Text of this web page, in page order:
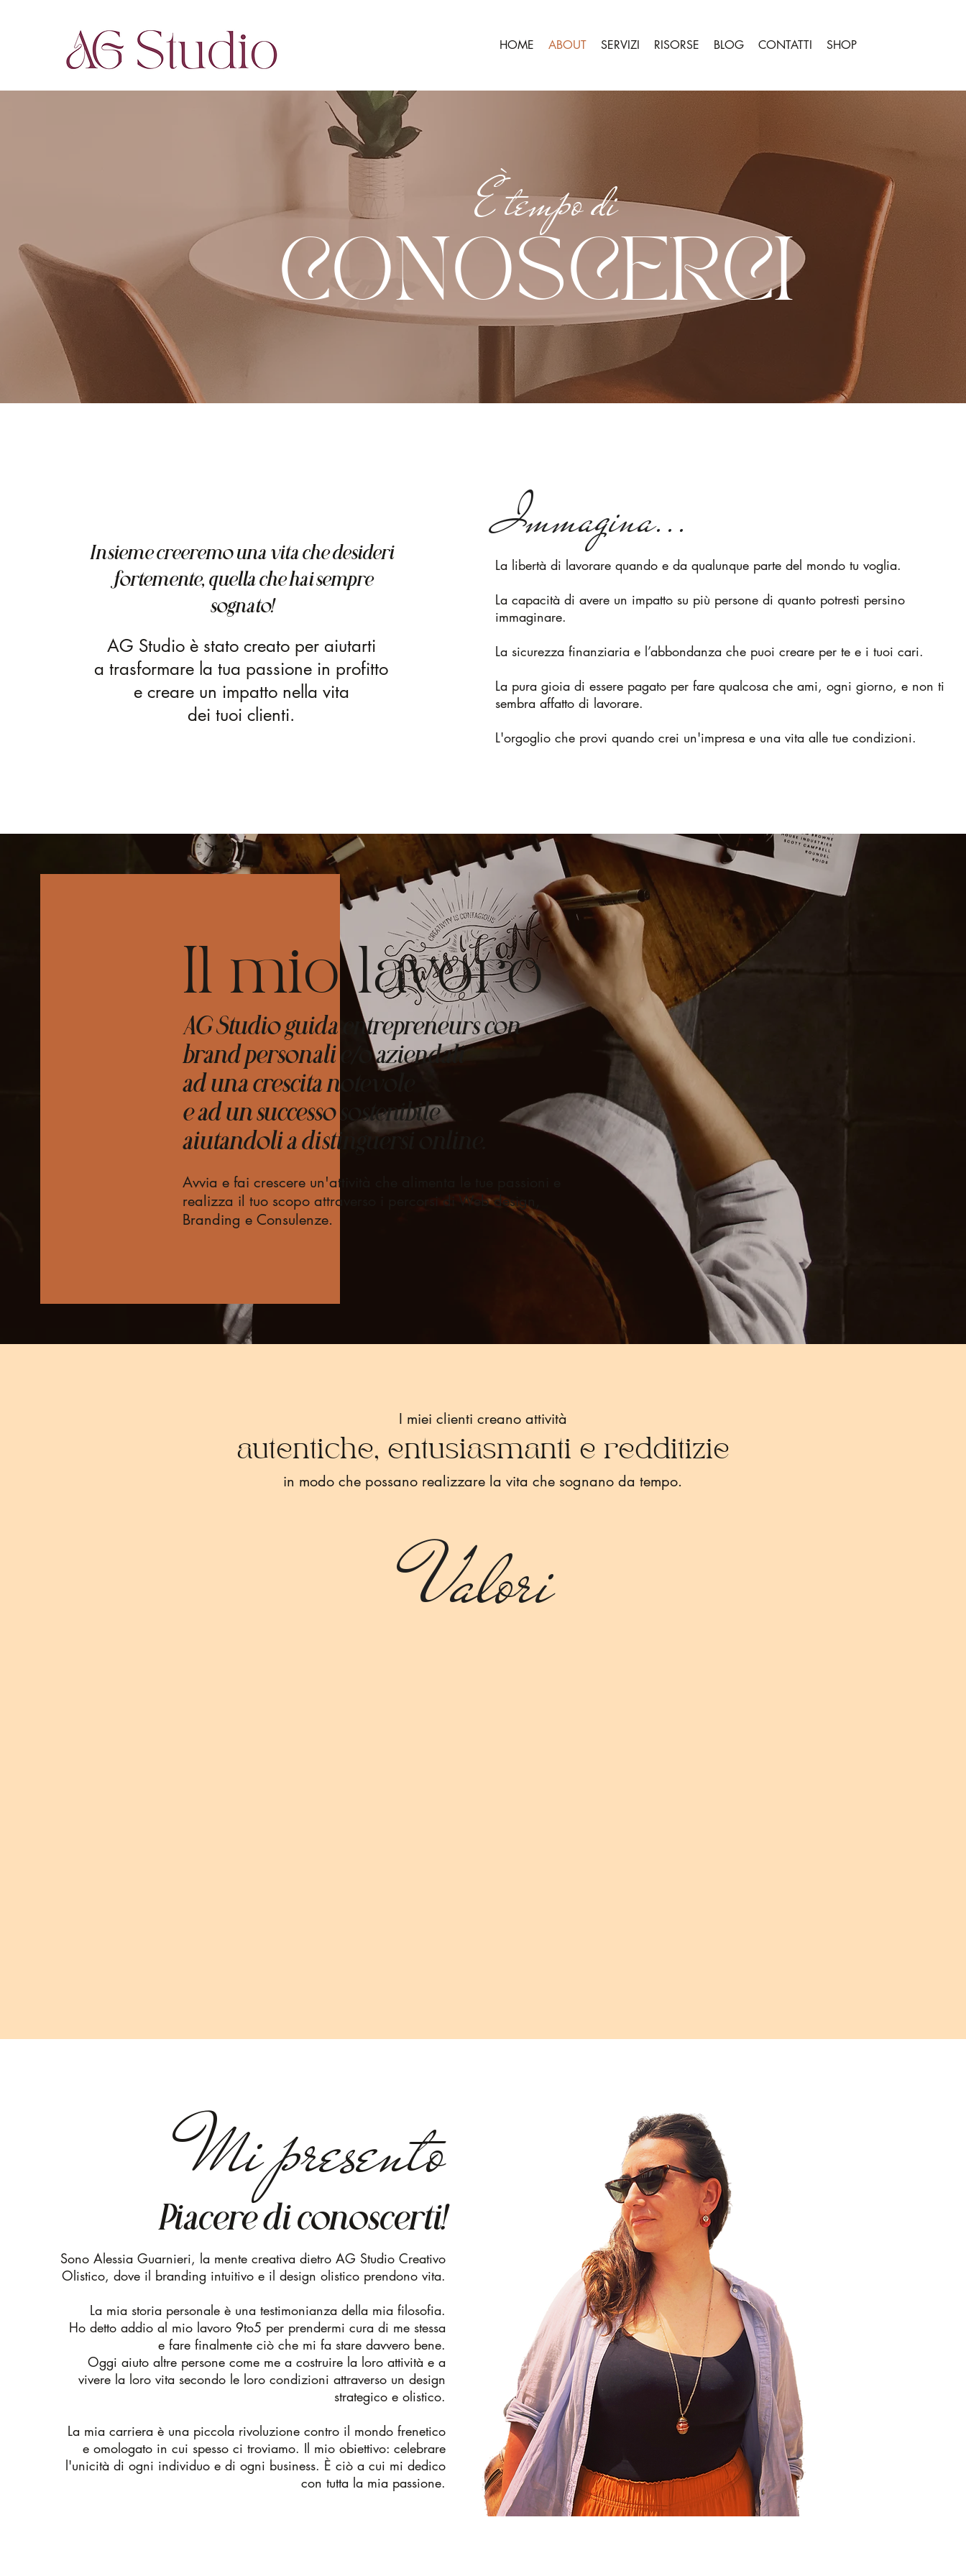
HOME ABOUT SERVIZI RISORSE BLOG CONTATTI SHOP
CONOSCERCI
È tempo di
Insieme creeremo una vita che desideri
fortemente, quella che hai sempre
sognato!
AG Studio è stato creato per aiutarti
a trasformare la tua passione in profitto
e creare un impatto nella vita
dei tuoi clienti.
Immagina...
La libertà di lavorare quando e da qualunque parte del mondo tu voglia.
La capacità di avere un impatto su più persone di quanto potresti persino
immaginare.
La sicurezza finanziaria e l’abbondanza che puoi creare per te e i tuoi cari.
La pura gioia di essere pagato per fare qualcosa che ami, ogni giorno, e non ti
sembra affatto di lavorare.
L'orgoglio che provi quando crei un'impresa e una vita alle tue condizioni.
Il mio lavoro
AG Studio guida entrepreneurs con
brand personali e/o aziendali
ad una crescita notevole
e ad un successo sostenibile
aiutandoli a distinguersi online.
Avvia e fai crescere un'attività che alimenta le tue passioni e
realizza il tuo scopo attraverso i percorsi di Web design,
Branding e Consulenze.
I miei clienti creano attività
autentiche, entusiasmanti e redditizie
in modo che possano realizzare la vita che sognano da tempo.
Valori
Mi presento
Piacere di conoscerti!
Sono Alessia Guarnieri, la mente creativa dietro AG Studio Creativo
Olistico, dove il branding intuitivo e il design olistico prendono vita.
La mia storia personale è una testimonianza della mia filosofia.
Ho detto addio al mio lavoro 9to5 per prendermi cura di me stessa
e fare finalmente ciò che mi fa stare davvero bene.
Oggi aiuto altre persone come me a costruire la loro attività e a
vivere la loro vita secondo le loro condizioni attraverso un design
strategico e olistico.
La mia carriera è una piccola rivoluzione contro il mondo frenetico
e omologato in cui spesso ci troviamo. Il mio obiettivo: celebrare
l'unicità di ogni individuo e di ogni business. È ciò a cui mi dedico
con tutta la mia passione.